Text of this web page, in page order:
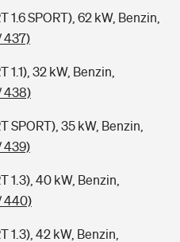
1.6 SPORT), 62 kW, Benzin,
437)
1.1), 32 kW, Benzin,
438)
SPORT), 35 kW, Benzin,
439)
1.3), 40 kW, Benzin,
440)
1.3), 42 kW, Benzin,